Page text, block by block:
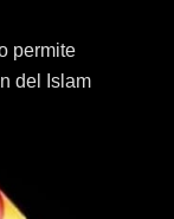
permite
del Islam